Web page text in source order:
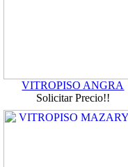
VITROPISO ANGRA
Solicitar Precio!!